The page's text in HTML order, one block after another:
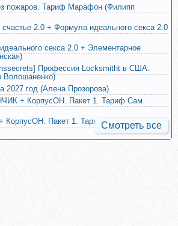
Смотреть все
пожаров. Тариф Марафон (Филипп
счастье 2.0 + Формула идеального секса 2.0
секса 2.0 + Элементарное
Профессия Locksmitht в США.
Волошаненко)
2027 год (Алена Прозорова)
+ КорпусОН. Пакет 1. Тариф Сам
КорпусОН. Пакет 1. Тариф Сам (Ольга